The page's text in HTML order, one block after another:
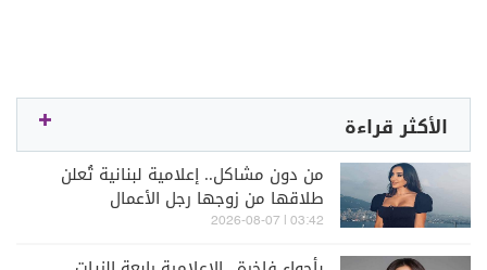
الأكثر قراءة
من دون مشاكل.. إعلامية لبنانية تُعلن
طلاقها من زوجها رجل الأعمال
03:42 | 2026-08-07